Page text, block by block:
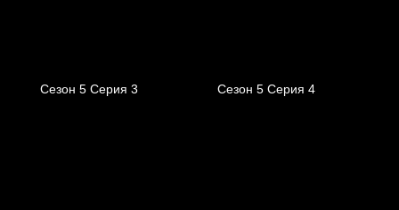
Сезон 5 Серия 3 Сезон 5 Серия 4